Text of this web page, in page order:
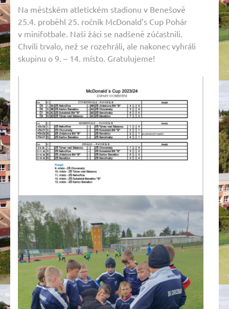
Na městském atletickém stadionu v Benešově
25.4. proběhl 25. ročník McDonald’s Cup Pohár
v minifotbale. Naši žáci se nadšeně zúčastnili.
Chvíli trvalo, než se rozehráli, ale nakonec vyhráli
skupinu o 9. – 14. místo. Gratulujeme!